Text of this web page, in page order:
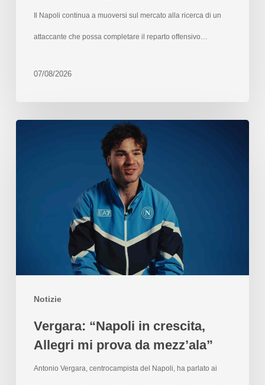
Il Napoli continua a muoversi sul mercato alla ricerca di un
attaccante che possa completare il reparto offensivo…
07/08/2026
Notizie
Vergara: “Napoli in crescita,
Allegri mi prova da mezz’ala”
Antonio Vergara, centrocampista del Napoli, ha parlato ai